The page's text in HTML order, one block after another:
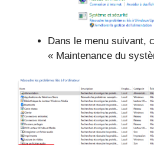
Dans le menu suivant,
« Maintenance du